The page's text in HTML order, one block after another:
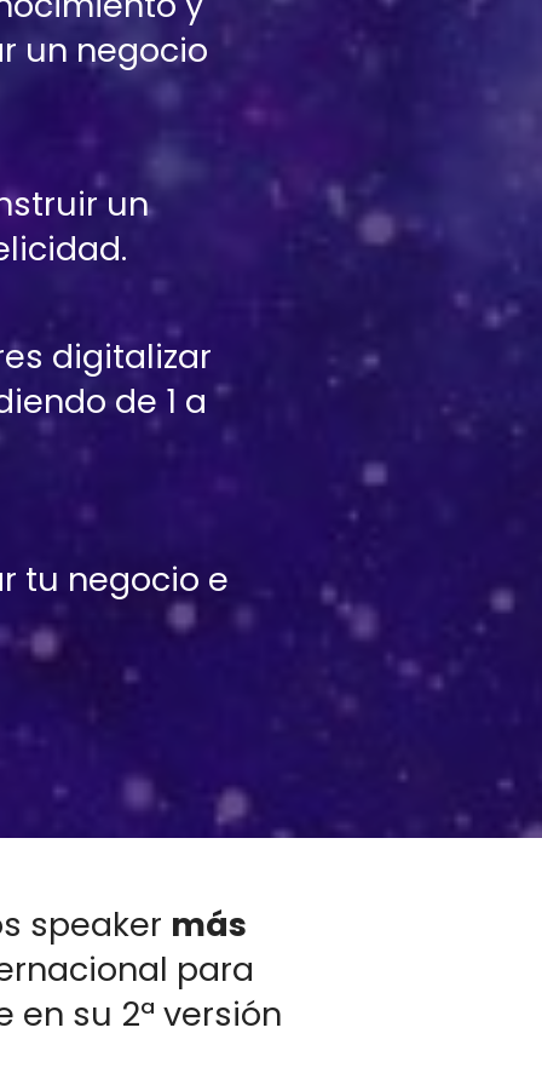
un negocio
un
digitalizar
de 1 a
tu negocio e
speaker más
para
su 2ª versión